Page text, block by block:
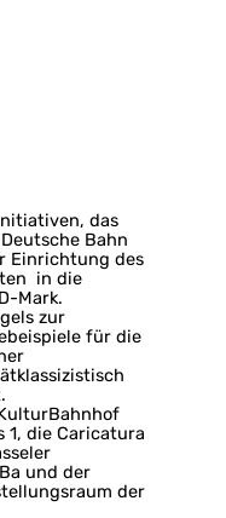
das
Bahn
Einrichtung des
in die
Mark.
zur
für die
1, die Caricatura
und der
der